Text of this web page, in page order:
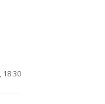
18:30